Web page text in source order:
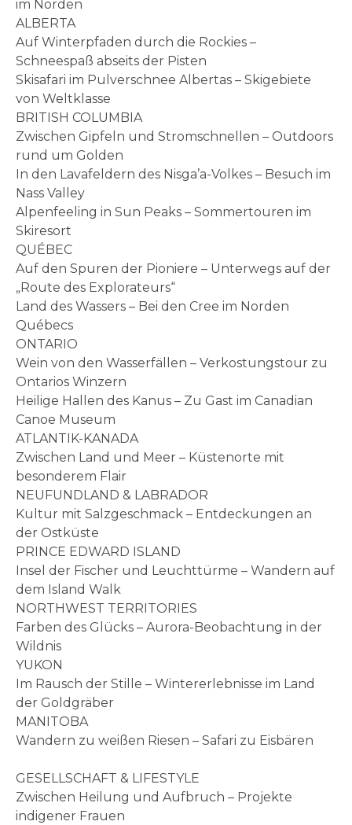
im Norden
ALBERTA
Auf Winterpfaden durch die Rockies –
Schneespaß abseits der Pisten
Skisafari im Pulverschnee Albertas – Skigebiete
von Weltklasse
BRITISH COLUMBIA
Zwischen Gipfeln und Stromschnellen – Outdoors
rund um Golden
In den Lavafeldern des Nisga’a-Volkes – Besuch im
Nass Valley
Alpenfeeling in Sun Peaks – Sommertouren im
Skiresort
QUÉBEC
Auf den Spuren der Pioniere – Unterwegs auf der
„Route des Explorateurs“
Land des Wassers – Bei den Cree im Norden
Québecs
ONTARIO
Wein von den Wasserfällen – Verkostungstour zu
Ontarios Winzern
Heilige Hallen des Kanus – Zu Gast im Canadian
Canoe Museum
ATLANTIK-KANADA
Zwischen Land und Meer – Küstenorte mit
besonderem Flair
NEUFUNDLAND & LABRADOR
Kultur mit Salzgeschmack – Entdeckungen an
der Ostküste
PRINCE EDWARD ISLAND
Insel der Fischer und Leuchttürme – Wandern auf
dem Island Walk
NORTHWEST TERRITORIES
Farben des Glücks – Aurora-Beobachtung in der
Wildnis
YUKON
Im Rausch der Stille – Wintererlebnisse im Land
der Goldgräber
MANITOBA
Wandern zu weißen Riesen – Safari zu Eisbären
GESELLSCHAFT & LIFESTYLE
Zwischen Heilung und Aufbruch – Projekte
indigener Frauen